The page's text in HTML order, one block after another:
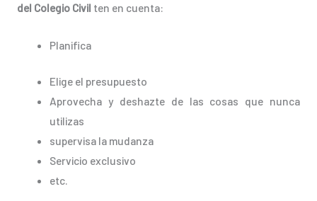
del Colegio Civil ten en cuenta:
Planifica
Elige el presupuesto
Aprovecha y deshazte de las cosas que nunca
utilizas
supervisa la mudanza
Servicio exclusivo
etc.